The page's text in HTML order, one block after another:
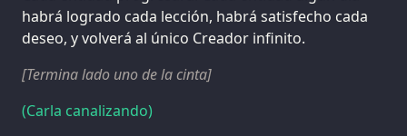
habrá logrado cada lección, habrá satisfecho cada
deseo, y volverá al único Creador infinito.
[Termina lado uno de la cinta]
(Carla canalizando)